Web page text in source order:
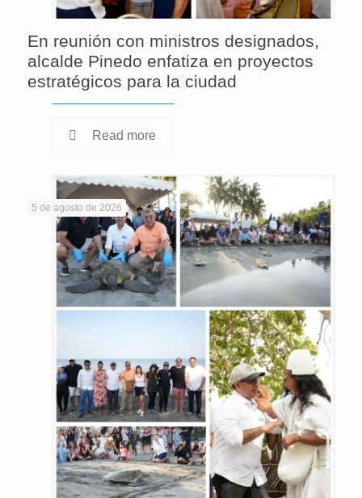
En reunión con ministros designados,
alcalde Pinedo enfatiza en proyectos
estratégicos para la ciudad
Read more
5 de agosto de 2026